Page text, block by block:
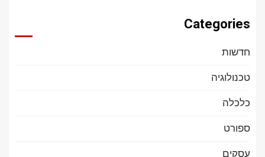
Categories
חדשות
טכנולוגיה
כלכלה
ספורט
עסקים